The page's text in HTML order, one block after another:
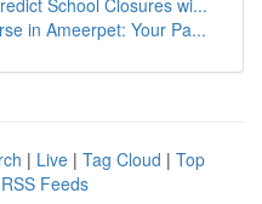
School Closures wi...
in Ameerpet: Your Pa...
| Live | Tag Cloud | Top
Feeds